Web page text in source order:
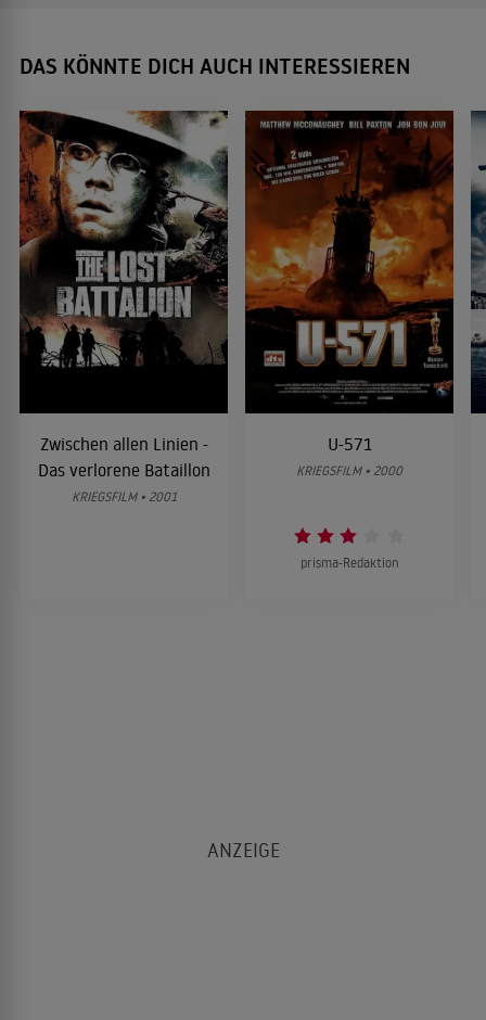
DAS KÖNNTE DICH AUCH INTERESSIEREN
Zwischen allen Linien -
Das verlorene Bataillon
KRIEGSFILM • 2001
U-571
KRIEGSFILM • 2000
prisma-Redaktion